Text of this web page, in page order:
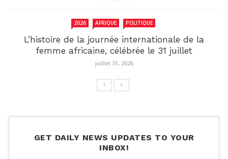
2026 AFRIQUE POLITIQUE
L’histoire de la journée internationale de la
femme africaine, célébrée le 31 juillet
juillet 31, 2026
GET DAILY NEWS UPDATES TO YOUR
INBOX!